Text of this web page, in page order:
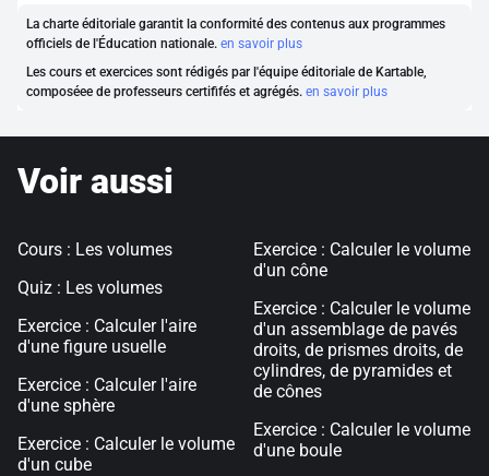
La charte éditoriale garantit la conformité des contenus aux programmes
officiels de l'Éducation nationale. en savoir plus
Les cours et exercices sont rédigés par l'équipe éditoriale de Kartable,
composéee de professeurs certififés et agrégés. en savoir plus
Voir aussi
Cours : Les volumes
Quiz : Les volumes
Exercice : Calculer l'aire
d'une figure usuelle
Exercice : Calculer l'aire
d'une sphère
Exercice : Calculer le volume
d'un cube
Exercice : Calculer le volume
d'un cône
Exercice : Calculer le volume
d'un assemblage de pavés
droits, de prismes droits, de
cylindres, de pyramides et
de cônes
Exercice : Calculer le volume
d'une boule